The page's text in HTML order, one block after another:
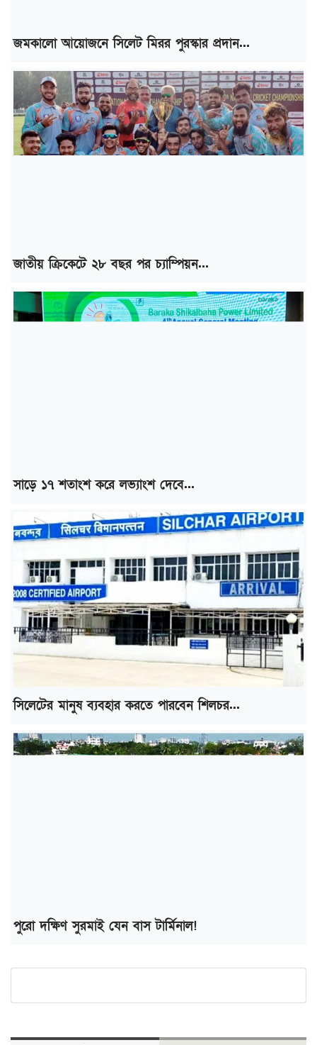
জমকালো আয়োজনে সিলেট মিরর পুরস্কার প্রদান...
জাতীয় ক্রিকেটে ২৮ বছর পর চ্যাম্পিয়ন...
সাড়ে ১৭ শতাংশ করে লভ্যাংশ দেবে...
সিলেটের মানুষ ব্যবহার করতে পারবেন শিলচর...
পুরো দক্ষিণ সুরমাই যেন বাস টার্মিনাল!